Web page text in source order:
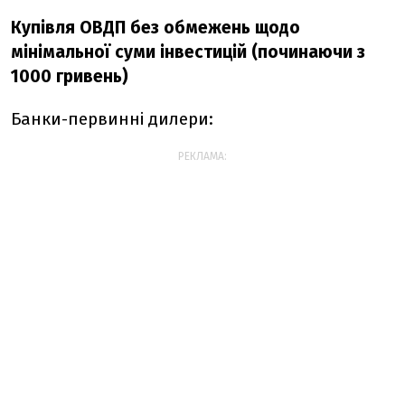
Купівля ОВДП без обмежень щодо
мінімальної суми інвестицій (починаючи з
1000 гривень)
Банки-первинні дилери:
РЕКЛАМА: